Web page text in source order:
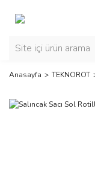
Anasayfa TEKNOROT